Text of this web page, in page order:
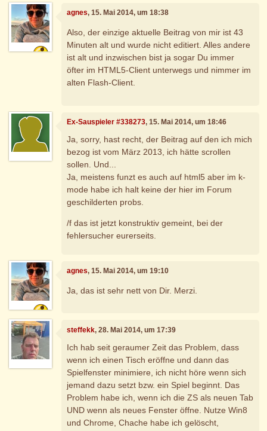
agnes, 15. Mai 2014, um 18:38
Also, der einzige aktuelle Beitrag von mir ist 43
Minuten alt und wurde nicht editiert. Alles andere
ist alt und inzwischen bist ja sogar Du immer
öfter im HTML5-Client unterwegs und nimmer im
alten Flash-Client.
Ex-Sauspieler #338273, 15. Mai 2014, um 18:46
Ja, sorry, hast recht, der Beitrag auf den ich mich
bezog ist vom März 2013, ich hätte scrollen
sollen. Und...
Ja, meistens funzt es auch auf html5 aber im k-
mode habe ich halt keine der hier im Forum
geschilderten probs.
/f das ist jetzt konstruktiv gemeint, bei der
fehlersucher eurerseits.
agnes, 15. Mai 2014, um 19:10
Ja, das ist sehr nett von Dir. Merzi.
steffekk, 28. Mai 2014, um 17:39
Ich hab seit geraumer Zeit das Problem, dass
wenn ich einen Tisch eröffne und dann das
Spielfenster minimiere, ich nicht höre wenn sich
jemand dazu setzt bzw. ein Spiel beginnt. Das
Problem habe ich, wenn ich die ZS als neuen Tab
UND wenn als neues Fenster öffne. Nutze Win8
und Chrome, Chache habe ich gelöscht,